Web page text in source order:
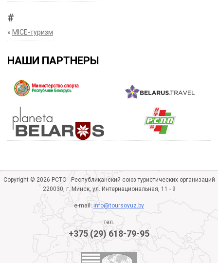
#
» MICE-туризм
НАШИ ПАРТНЕРЫ
Copyright © 2026 РСТО - Республиканский союз туристических организаций
220030, г. Минск, ул. Интернациональная, 11 - 9
e-mail:info@toursoyuz.by
тел.
+375 (29) 618-79-95